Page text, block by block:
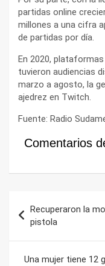
partidas online
millones a una cifra
de partidas por día.
En 2020,
tuvieron audiencias
marzo a agosto, la
ajedrez en Twitch.
Fuente: Radio
Comentarios
de
entradas
Recuperaron la
pistola
Una mujer tiene 12